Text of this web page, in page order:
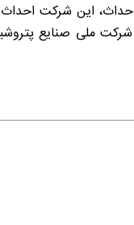
احداث، این شرکت
شرکت ملی صنایع